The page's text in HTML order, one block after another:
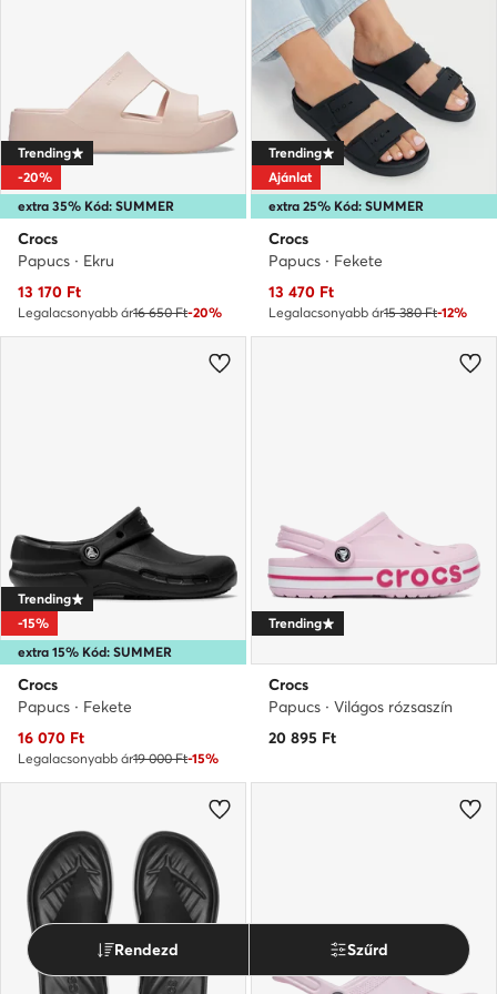
extra 35% Kód: SUMMER
Trending
-20%
Crocs
Papucs · Ekru
Aktuális ár
13 170 Ft
Legalacsonyabb ár16 650 Ft-20%
extra 25% Kód: SUMMER
Trending
Ajánlat
Crocs
Papucs · Fekete
Aktuális ár
13 470 Ft
Legalacsonyabb ár15 380 Ft-12%
extra 15% Kód: SUMMER
Trending
-15%
Crocs
Papucs · Fekete
Aktuális ár
16 070 Ft
Legalacsonyabb ár19 000 Ft-15%
Trending
Crocs
Papucs · Világos rózsaszín
20 895 Ft
Rendezd Szűrd